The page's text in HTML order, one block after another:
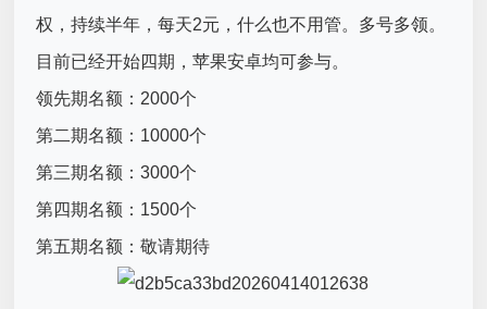
权，持续半年，每天2元，什么也不用管。多号多领。
目前已经开始四期，苹果安卓均可参与。
领先期名额：2000个
第二期名额：10000个
第三期名额：3000个
第四期名额：1500个
第五期名额：敬请期待